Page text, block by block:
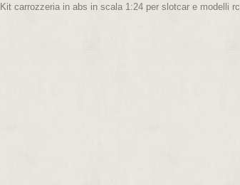
Kit carrozzeria in abs in scala 1:24 per slotcar e modelli rc.